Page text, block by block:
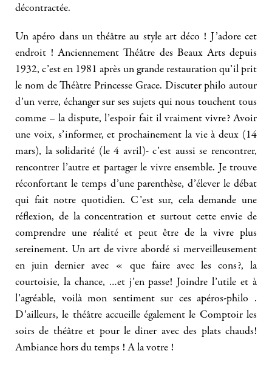
décontractée.
Un apéro dans un théâtre au style art déco ! J’adore cet
endroit ! Anciennement Théâtre des Beaux Arts depuis
1932, c’est en 1981 après un grande restauration qu’il prit
le nom de Théàtre Princesse Grace. Discuter philo autour
d’un verre, échanger sur ses sujets qui nous touchent tous
comme – la dispute, l’espoir fait il vraiment vivre? Avoir
une voix, s’informer, et prochainement la vie à deux (14
mars), la solidarité (le 4 avril)- c’est aussi se rencontrer,
rencontrer l’autre et partager le vivre ensemble. Je trouve
réconfortant le temps d’une parenthèse, d’élever le débat
qui fait notre quotidien. C’est sur, cela demande une
réflexion, de la concentration et surtout cette envie de
comprendre une réalité et peut être de la vivre plus
sereinement. Un art de vivre abordé si merveilleusement
en juin dernier avec « que faire avec les cons?, la
courtoisie, la chance, …et j’en passe! Joindre l’utile et à
l’agréable, voilà mon sentiment sur ces apéros-philo .
D’ailleurs, le théâtre accueille également le Comptoir les
soirs de théâtre et pour le diner avec des plats chauds!
Ambiance hors du temps ! A la votre !